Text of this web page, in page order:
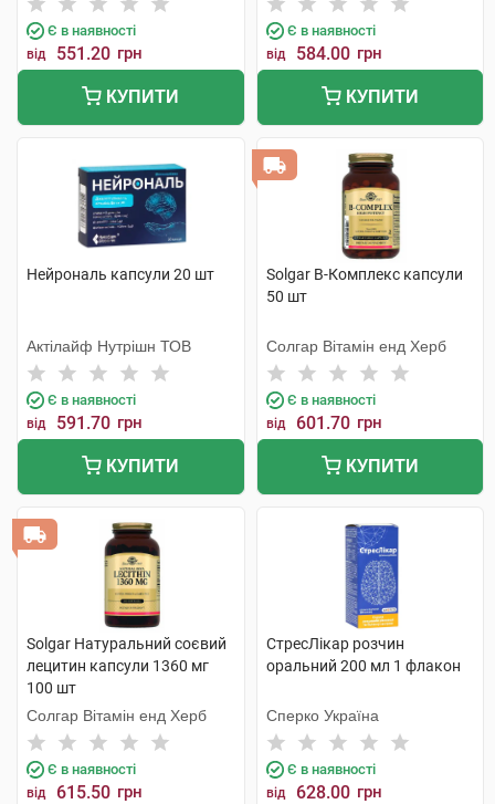
Є в наявності
від 551.20 грн
КУПИТИ
Є в наявності
від 584.00 грн
КУПИТИ
Нейрональ капсули 20 шт
Актілайф Нутрішн ТОВ
Є в наявності
від 591.70 грн
КУПИТИ
Solgar В-Комплекс капсули
50 шт
Солгар Вітамін енд Херб
Є в наявності
від 601.70 грн
КУПИТИ
Solgar Натуральний соєвий
лецитин капсули 1360 мг
100 шт
Солгар Вітамін енд Херб
Є в наявності
від 615.50 грн
СтресЛікар розчин
оральний 200 мл 1 флакон
Сперко Україна
Є в наявності
від 628.00 грн